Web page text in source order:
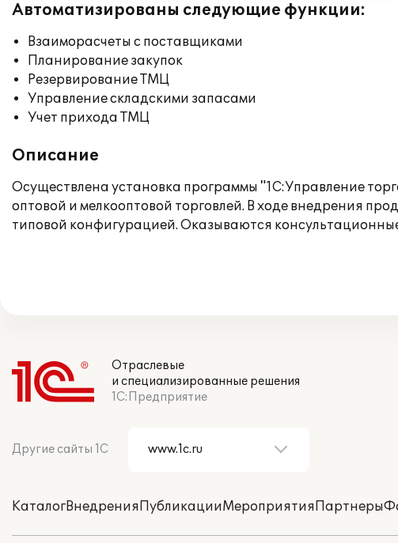
Автоматизированы следующие функции:
Взаиморасчеты с поставщиками
Планирование закупок
Резервирование ТМЦ
Управление складскими запасами
Учет прихода ТМЦ
Описание
Осуществлена установка программы "1С:Управление
оптовой и мелкооптовой торговлей. В ходе внедрения
типовой конфигурацией. Оказываются
Отраслевые
и специализированные решения
1С:Предприятие
Другие сайты 1С
КаталогВнедренияПубликацииМероприятияПартнеры